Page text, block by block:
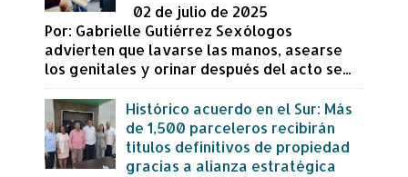
02 de julio de 2025
Por: Gabrielle Gutiérrez Sexólogos
advierten que lavarse las manos, asearse
los genitales y orinar después del acto se...
Histórico acuerdo en el Sur: Más
de 1,500 parceleros recibirán
títulos definitivos de propiedad
gracias a alianza estratégica